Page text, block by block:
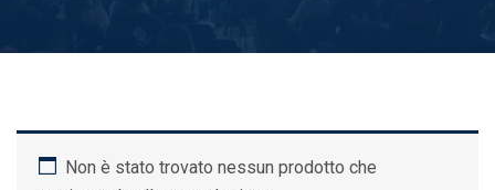
Non è stato trovato nessun prodotto che